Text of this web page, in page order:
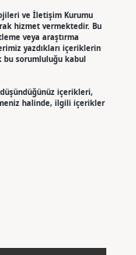
ve İletişim Kurumu
hizmet vermektedir. Bu
veya araştırma
yazdıkları içeriklerin
sorumluluğu kabul
içerikleri,
halinde, ilgili içerikler